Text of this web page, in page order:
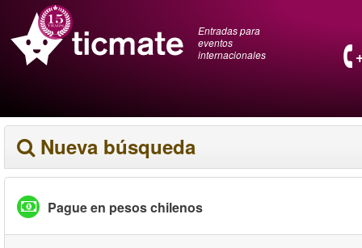
Entradas para
eventos
internacionales
Nueva búsqueda
Pague en pesos chilenos